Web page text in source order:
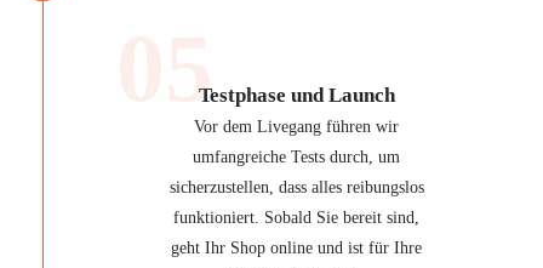
05Testphase und Launch
Vor dem Livegang führen wir
umfangreiche Tests durch, um
sicherzustellen, dass alles reibungslos
funktioniert. Sobald Sie bereit sind,
geht Ihr Shop online und ist für Ihre